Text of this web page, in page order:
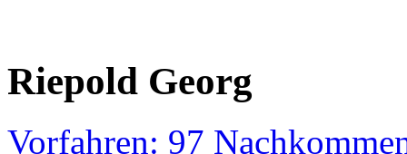
Riepold Georg
Vorfahren: 97